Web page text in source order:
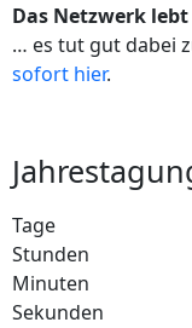
Das Netzwerk lebt
… es tut gut dabei
sofort hier.
Tage
Stunden
Minuten
Sekunden